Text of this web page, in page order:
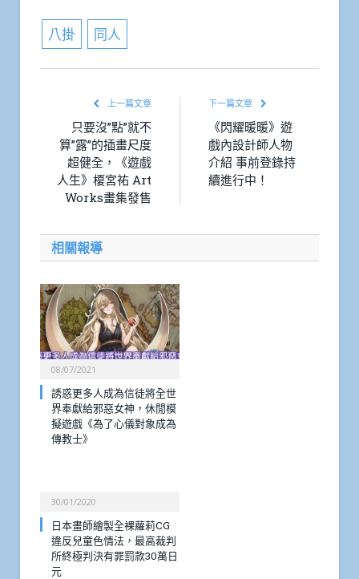
八掛 同人
上一篇文章
只要沒”點”就不
算”露”的插畫尺度
超健全，《遊戲
人生》榎宮祐 Art
Works畫集發售
下一篇文章
《閃耀暖暖》遊
戲內設計師人物
介紹 事前登錄持
續進行中！
相關報導
08/07/2021
誘惑更多人成為信徒將全世
界奉獻給邪惡女神，休閒模
擬遊戲《為了心儀對象成為
傳教士》
30/01/2020
日本畫師繪製全裸蘿莉CG
違反兒童色情法，最高裁判
所終極判決有罪罰款30萬日
元